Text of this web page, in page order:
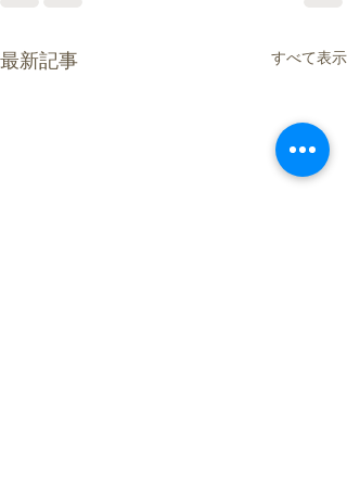
最新記事 すべて表示